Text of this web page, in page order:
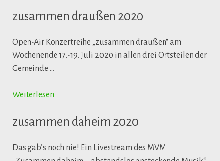
zusammen draußen 2020
Open-Air Konzertreihe „zusammen draußen“ am
Wochenende 17.-19. Juli 2020 in allen drei Ortsteilen der
Gemeinde …
Weiterlesen
zusammen daheim 2020
Das gab’s noch nie! Ein Livestream des MVM